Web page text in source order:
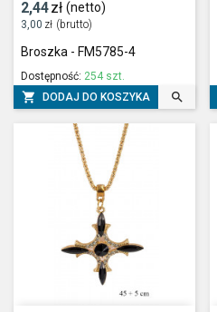
2,44zł (netto)
3,00 zł (brutto)
Broszka - FM5785-4
Dostępność: 254 szt.
 DODAJ DO KOSZYKA 